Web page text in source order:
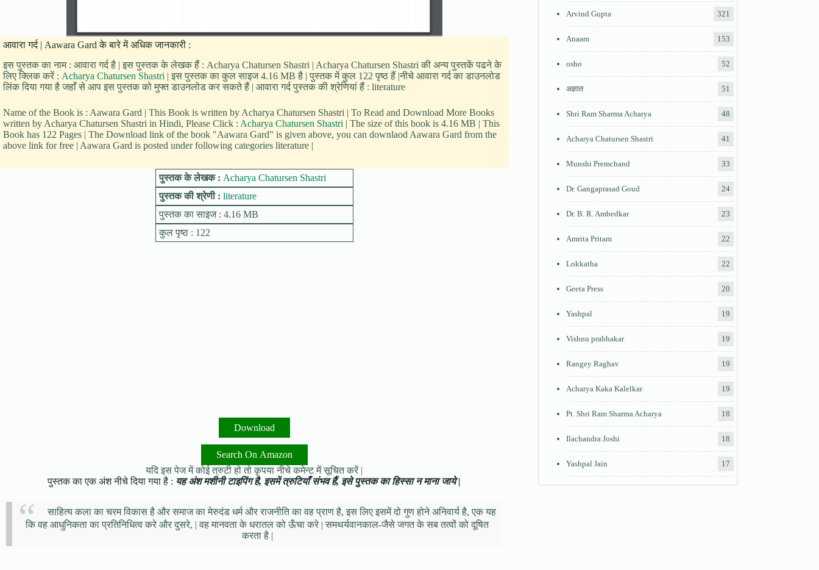
आवारा गर्द | Aawara Gard के बारे में अधिक जानकारी :
इस पुस्तक का नाम : आवारा गर्द है | इस पुस्तक के लेखक हैं : Acharya Chatursen Shastri | Acharya Chatursen Shastri की अन्य पुस्तकें पढने के
लिए क्लिक करें : Acharya Chatursen Shastri | इस पुस्तक का कुल साइज 4.16 MB है | पुस्तक में कुल 122 पृष्ठ हैं |नीचे आवारा गर्द का डाउनलोड
लिंक दिया गया है जहाँ से आप इस पुस्तक को मुफ्त डाउनलोड कर सकते हैं | आवारा गर्द पुस्तक की श्रेणियां हैं : literature
Name of the Book is : Aawara Gard | This Book is written by Acharya Chatursen Shastri | To Read and Download More Books
written by Acharya Chatursen Shastri in Hindi, Please Click : Acharya Chatursen Shastri | The size of this book is 4.16 MB | This
Book has 122 Pages | The Download link of the book "Aawara Gard" is given above, you can downlaod Aawara Gard from the
above link for free | Aawara Gard is posted under following categories literature |
पुस्तक के लेखक : Acharya Chatursen Shastri
पुस्तक की श्रेणी : literature
पुस्तक का साइज : 4.16 MB
कुल पृष्ठ : 122
Download
Search On Amazon
यदि इस पेज में कोई त्रुटी हो तो कृपया नीचे कमेन्ट में सूचित करें |
पुस्तक का एक अंश नीचे दिया गया है : यह अंश मशीनी टाइपिंग है, इसमें त्रुटियाँ संभव हैं, इसे पुस्तक का हिस्सा न माना जाये |
साहित्य कला का चरम विकास है और समाज का मेरुदंड धर्म और राजनीति का वह प्राण है, इस लिए इसमें दो गुण होने अनिवार्य है, एक यह
कि वह आधुनिकता का प्रतिनिधित्व करे और दुसरे, | वह मानवता के धरातल को ऊँचा करे | समथर्यवानकाल-जैसे जगत के सब तत्वों को दूषित
करता है |
Arvind Gupta 321
Anaam 153
osho 52
अज्ञात 51
Shri Ram Sharma Acharya 48
Acharya Chatursen Shastri 41
Munshi Premchand 33
Dr. Gangaprasad Goud 24
Dr. B. R. Ambedkar 23
Amrita Pritam 22
Lokkatha 22
Geeta Press 20
Yashpal 19
Vishnu prabhakar 19
Rangey Raghav 19
Acharya Kaka Kalelkar 19
Pt. Shri Ram Sharma Acharya 18
Ilachandra Joshi 18
Yashpal Jain 17